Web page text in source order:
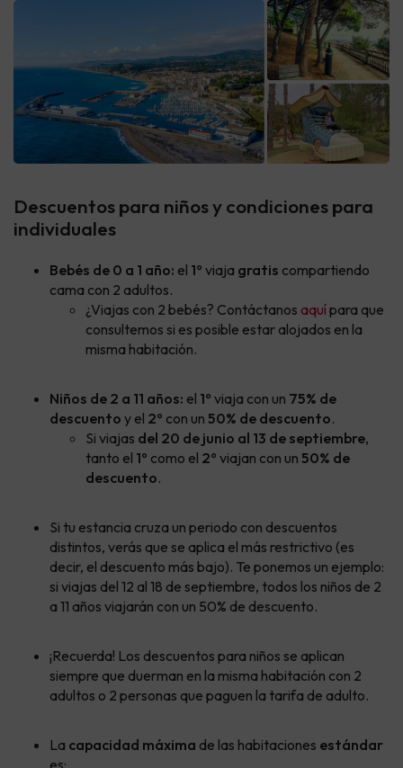
Descuentos para niños y condiciones para
individuales
Bebés de 0 a 1 año: el 1º viaja gratis compartiendo
cama con 2 adultos.
¿Viajas con 2 bebés? Contáctanos aquípara que
consultemos si es posible estar alojados en la
misma habitación.
Niños de 2 a 11 años: el 1º viaja con un 75% de
descuento y el 2º con un 50% de descuento.
Si viajas del 20 de junio al 13 de septiembre,
tanto el 1º como el 2º viajan con un 50% de
descuento.
Si tu estancia cruza un periodo con descuentos
distintos, verás que se aplica el más restrictivo (es
decir, el descuento más bajo). Te ponemos un ejemplo:
si viajas del 12 al 18 de septiembre, todos los niños de 2
a 11 años viajarán con un 50% de descuento.
¡Recuerda! Los descuentos para niños se aplican
siempre que duerman en la misma habitación con 2
adultos o 2 personas que paguen la tarifa de adulto.
La capacidad máxima de las habitaciones estándar
es: